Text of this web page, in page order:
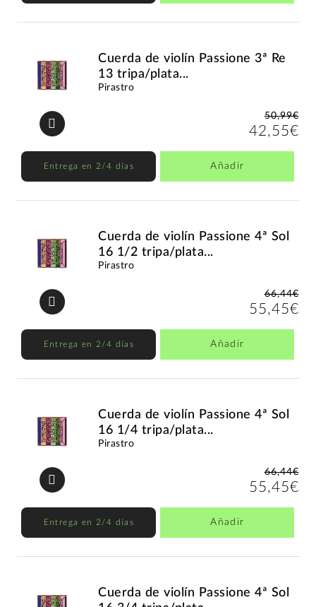
Cuerda de violín Passione 3ª Re
13 tripa/plata...
Pirastro
50,99€
42,55€
Entrega en 2/4 días Añadir
Cuerda de violín Passione 4ª Sol
16 1/2 tripa/plata...
Pirastro
66,44€
55,45€
Entrega en 2/4 días Añadir
Cuerda de violín Passione 4ª Sol
16 1/4 tripa/plata...
Pirastro
66,44€
55,45€
Entrega en 2/4 días Añadir
Cuerda de violín Passione 4ª Sol